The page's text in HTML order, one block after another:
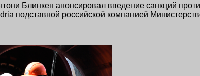
Блинкен анонсировал введение санкций
подставной российской компанией